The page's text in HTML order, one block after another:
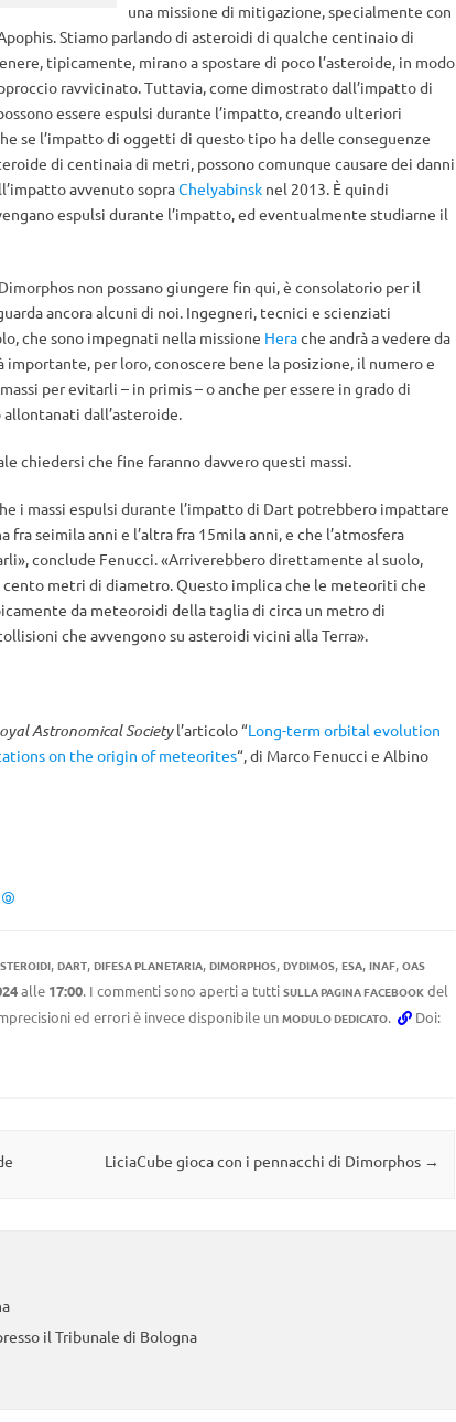
una missione di mitigazione, specialmente con
Stiamo parlando di asteroidi di qualche centinaio di
tipicamente, mirano a spostare di poco l’asteroide, in modo
ravvicinato. Tuttavia, come dimostrato dall’impatto di
essere espulsi durante l’impatto, creando ulteriori
se l’impatto di oggetti di questo tipo ha delle conseguenze
di centinaia di metri, possono comunque causare dei danni
avvenuto sopraChelyabinsknel 2013. È quindi
espulsi durante l’impatto, ed eventualmente studiarne il
non possano giungere fin qui, è consolatorio per il
ancora alcuni di noi. Ingegneri, tecnici e scienziati
che sono impegnati nella missione Herache andrà a vedere da
per loro, conoscere bene la posizione, il numero e
per evitarli – in primis – o anche per essere in grado di
dall’asteroide.
chiedersi che fine faranno davvero questi massi.
i massi espulsi durante l’impatto di Dart potrebbero impattare
seimila anni e l’altra fra 15mila anni, e che l’atmosfera
conclude Fenucci. «Arriverebbero direttamente al suolo,
metri di diametro. Questo implica che le meteoriti che
da meteoroidi della taglia di circa un metro di
che avvengono su asteroidi vicini alla Terra».
Astronomical Societyl’articolo “Long-term orbital evolution
on the origin of meteorites“, di Marco Fenucci e Albino
, DART, DIFESA PLANETARIA, DIMORPHOS, DYDIMOS, ESA, INAF, OAS
alle 17:00. I commenti sono aperti a tutti SULLA PAGINA FACEBOOKdel
ed errori è invece disponibile un MODULO DEDICATO. Doi:
LiciaCube gioca con i pennacchi di Dimorphos →
il Tribunale di Bologna